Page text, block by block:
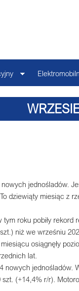
jednośladów.
dziewiąty miesiąc z
roku pobiły
niż we wrześniu
osiągnęły
lat.
jednośladów.
(+14,4% r/r).